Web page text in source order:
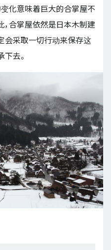
化意味着巨大的合掌屋不
，合掌屋依然是日本木制建
会采取一切行动来保存这
去。